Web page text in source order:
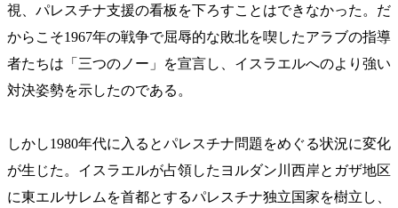
視、パレスチナ支援の看板を下ろすことはできなかった。だ
からこそ1967年の戦争で屈辱的な敗北を喫したアラブの指導
者たちは「三つのノー」を宣言し、イスラエルへのより強い
対決姿勢を示したのである。
しかし1980年代に入るとパレスチナ問題をめぐる状況に変化
が生じた。イスラエルが占領したヨルダン川西岸とガザ地区
に東エルサレムを首都とするパレスチナ独立国家を樹立し、